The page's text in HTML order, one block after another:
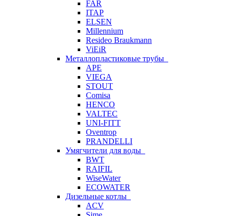
FAR
ITAP
ELSEN
Millennium
Resideo Braukmann
ViEiR
Металлопластиковые трубы
APE
VIEGA
STOUT
Comisa
HENCO
VALTEC
UNI-FITT
Oventrop
PRANDELLI
Умягчители для воды
BWT
RAIFIL
WiseWater
ECOWATER
Дизельные котлы
ACV